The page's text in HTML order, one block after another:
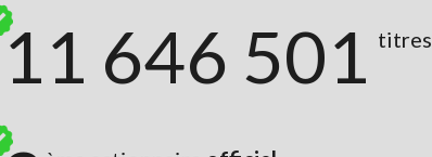
11 646 501 titres